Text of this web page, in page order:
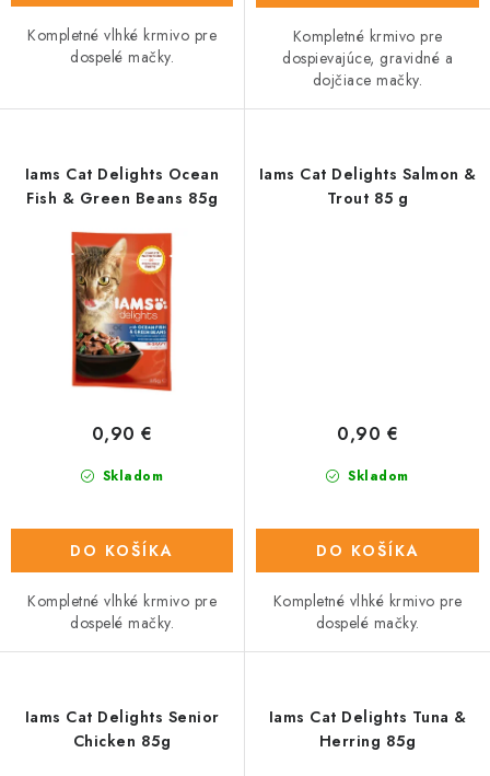
Kompletné vlhké krmivo pre
dospelé mačky.
Kompletné krmivo pre
dospievajúce, gravidné a
dojčiace mačky.
Iams Cat Delights Ocean
Fish & Green Beans 85g
Skladom
0,90 €
DO KOŠÍKA
Kompletné vlhké krmivo pre
dospelé mačky.
Iams Cat Delights Salmon &
Trout 85 g
Skladom
0,90 €
DO KOŠÍKA
Kompletné vlhké krmivo pre
dospelé mačky.
Iams Cat Delights Senior
Chicken 85g
Iams Cat Delights Tuna &
Herring 85g